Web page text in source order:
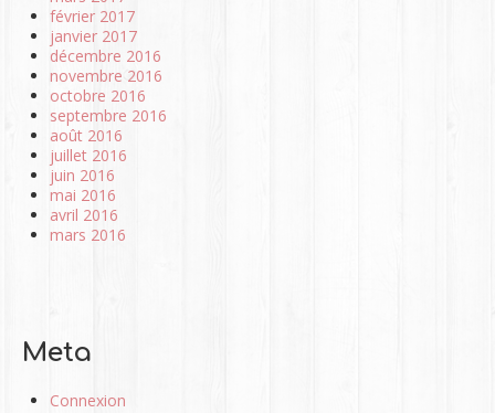
février 2017
janvier 2017
décembre 2016
novembre 2016
octobre 2016
septembre 2016
août 2016
juillet 2016
juin 2016
mai 2016
avril 2016
mars 2016
Meta
Connexion